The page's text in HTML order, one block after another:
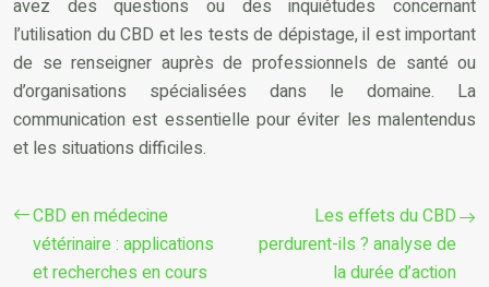
avez des questions ou des inquiétudes concernant
l’utilisation du CBD et les tests de dépistage, il est important
de se renseigner auprès de professionnels de santé ou
d’organisations spécialisées dans le domaine. La
communication est essentielle pour éviter les malentendus
et les situations difficiles.
CBD en médecine
vétérinaire : applications
et recherches en cours
Les effets du CBD
perdurent-ils ? analyse de
la durée d’action